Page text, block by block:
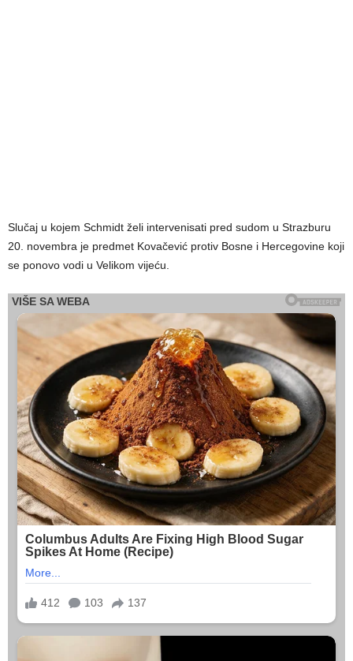
Slučaj u kojem Schmidt želi intervenisati pred sudom u Strazburu
20. novembra je predmet Kovačević protiv Bosne i Hercegovine koji
se ponovo vodi u Velikom vijeću.